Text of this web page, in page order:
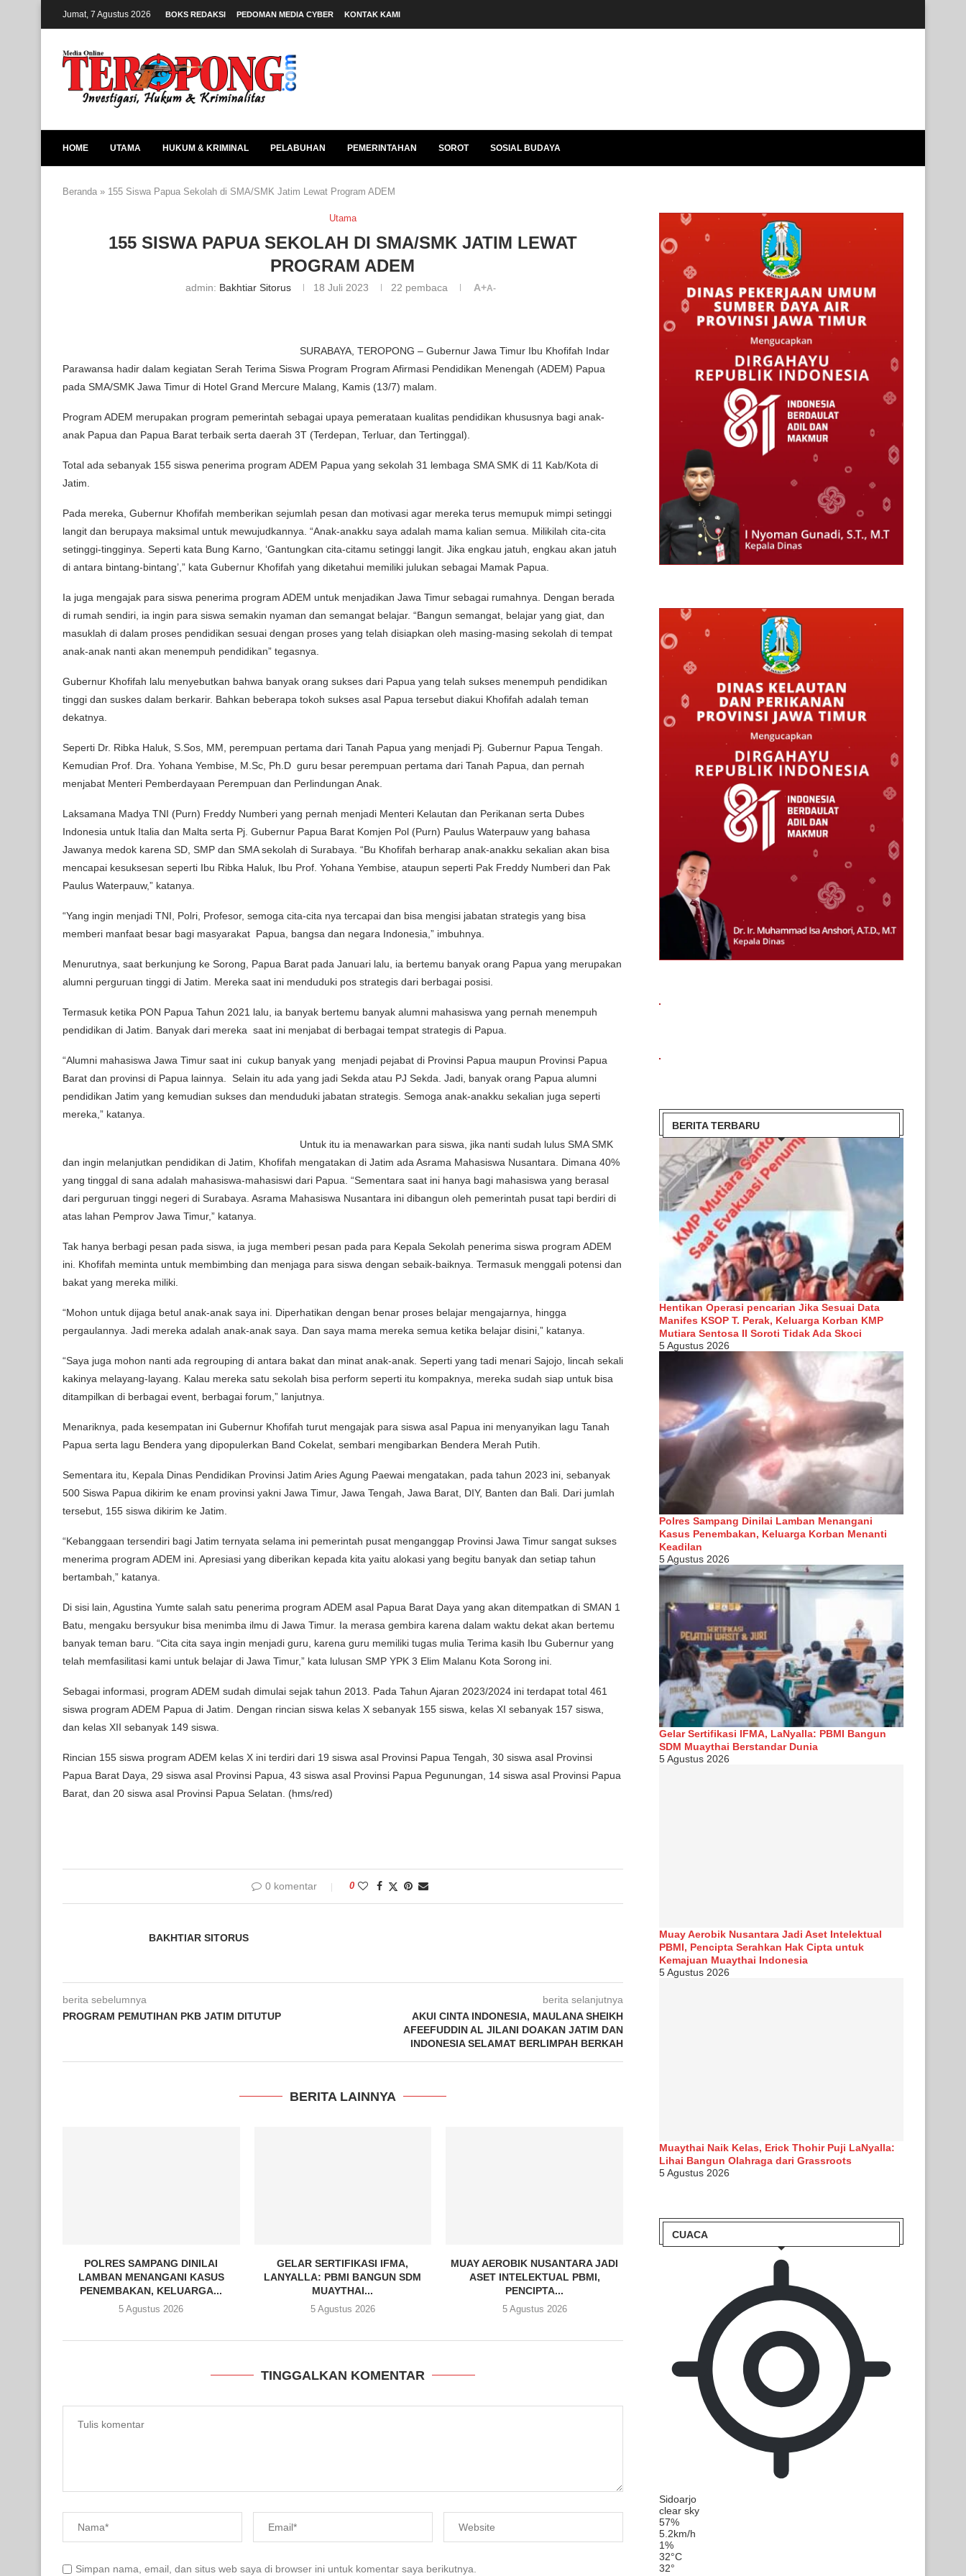
Jumat, 7 Agustus 2026 BOKS REDAKSI PEDOMAN MEDIA CYBER KONTAK KAMI
HOME UTAMA HUKUM & KRIMINAL PELABUHAN PEMERINTAHAN SOROT SOSIAL BUDAYA
Beranda » 155 Siswa Papua Sekolah di SMA/SMK Jatim Lewat Program ADEM
Utama
155 SISWA PAPUA SEKOLAH DI SMA/SMK JATIM LEWAT
PROGRAM ADEM
admin: Bakhtiar Sitorus 18 Juli 2023 22 pembaca A+A-
SURABAYA, TEROPONG – Gubernur Jawa Timur Ibu Khofifah Indar
Parawansa hadir dalam kegiatan Serah Terima Siswa Program Program Afirmasi Pendidikan Menengah (ADEM) Papua
pada SMA/SMK Jawa Timur di Hotel Grand Mercure Malang, Kamis (13/7) malam.
Program ADEM merupakan program pemerintah sebagai upaya pemerataan kualitas pendidikan khususnya bagi anak-
anak Papua dan Papua Barat terbaik serta daerah 3T (Terdepan, Terluar, dan Tertinggal).
Total ada sebanyak 155 siswa penerima program ADEM Papua yang sekolah 31 lembaga SMA SMK di 11 Kab/Kota di
Jatim.
Pada mereka, Gubernur Khofifah memberikan sejumlah pesan dan motivasi agar mereka terus memupuk mimpi setinggi
langit dan berupaya maksimal untuk mewujudkannya. “Anak-anakku saya adalah mama kalian semua. Milikilah cita-cita
setinggi-tingginya. Seperti kata Bung Karno, ‘Gantungkan cita-citamu setinggi langit. Jika engkau jatuh, engkau akan jatuh
di antara bintang-bintang’,” kata Gubernur Khofifah yang diketahui memiliki julukan sebagai Mamak Papua.
Ia juga mengajak para siswa penerima program ADEM untuk menjadikan Jawa Timur sebagai rumahnya. Dengan berada
di rumah sendiri, ia ingin para siswa semakin nyaman dan semangat belajar. “Bangun semangat, belajar yang giat, dan
masuklah di dalam proses pendidikan sesuai dengan proses yang telah disiapkan oleh masing-masing sekolah di tempat
anak-anak nanti akan menempuh pendidikan” tegasnya.
Gubernur Khofifah lalu menyebutkan bahwa banyak orang sukses dari Papua yang telah sukses menempuh pendidikan
tinggi dan suskes dalam berkarir. Bahkan beberapa tokoh sukses asal Papua tersebut diakui Khofifah adalah teman
dekatnya.
Seperti Dr. Ribka Haluk, S.Sos, MM, perempuan pertama dari Tanah Papua yang menjadi Pj. Gubernur Papua Tengah.
Kemudian Prof. Dra. Yohana Yembise, M.Sc, Ph.D guru besar perempuan pertama dari Tanah Papua, dan pernah
menjabat Menteri Pemberdayaan Perempuan dan Perlindungan Anak.
Laksamana Madya TNI (Purn) Freddy Numberi yang pernah menjadi Menteri Kelautan dan Perikanan serta Dubes
Indonesia untuk Italia dan Malta serta Pj. Gubernur Papua Barat Komjen Pol (Purn) Paulus Waterpauw yang bahasa
Jawanya medok karena SD, SMP dan SMA sekolah di Surabaya. “Bu Khofifah berharap anak-anakku sekalian akan bisa
mencapai kesuksesan seperti Ibu Ribka Haluk, Ibu Prof. Yohana Yembise, ataupun seperti Pak Freddy Numberi dan Pak
Paulus Waterpauw,” katanya.
“Yang ingin menjadi TNI, Polri, Profesor, semoga cita-cita nya tercapai dan bisa mengisi jabatan strategis yang bisa
memberi manfaat besar bagi masyarakat Papua, bangsa dan negara Indonesia,” imbuhnya.
Menurutnya, saat berkunjung ke Sorong, Papua Barat pada Januari lalu, ia bertemu banyak orang Papua yang merupakan
alumni perguruan tinggi di Jatim. Mereka saat ini menduduki pos strategis dari berbagai posisi.
Termasuk ketika PON Papua Tahun 2021 lalu, ia banyak bertemu banyak alumni mahasiswa yang pernah menempuh
pendidikan di Jatim. Banyak dari mereka saat ini menjabat di berbagai tempat strategis di Papua.
“Alumni mahasiswa Jawa Timur saat ini cukup banyak yang menjadi pejabat di Provinsi Papua maupun Provinsi Papua
Barat dan provinsi di Papua lainnya. Selain itu ada yang jadi Sekda atau PJ Sekda. Jadi, banyak orang Papua alumni
pendidikan Jatim yang kemudian sukses dan menduduki jabatan strategis. Semoga anak-anakku sekalian juga seperti
mereka,” katanya.
Untuk itu ia menawarkan para siswa, jika nanti sudah lulus SMA SMK
dan ingin melanjutkan pendidikan di Jatim, Khofifah mengatakan di Jatim ada Asrama Mahasiswa Nusantara. Dimana 40%
yang tinggal di sana adalah mahasiswa-mahasiswi dari Papua. “Sementara saat ini hanya bagi mahasiswa yang berasal
dari perguruan tinggi negeri di Surabaya. Asrama Mahasiswa Nusantara ini dibangun oleh pemerintah pusat tapi berdiri di
atas lahan Pemprov Jawa Timur,” katanya.
Tak hanya berbagi pesan pada siswa, ia juga memberi pesan pada para Kepala Sekolah penerima siswa program ADEM
ini. Khofifah meminta untuk membimbing dan menjaga para siswa dengan sebaik-baiknya. Termasuk menggali potensi dan
bakat yang mereka miliki.
“Mohon untuk dijaga betul anak-anak saya ini. Diperhatikan dengan benar proses belajar mengajarnya, hingga
pergaulannya. Jadi mereka adalah anak-anak saya. Dan saya mama mereka semua ketika belajar disini,” katanya.
“Saya juga mohon nanti ada regrouping di antara bakat dan minat anak-anak. Seperti yang tadi menari Sajojo, lincah sekali
kakinya melayang-layang. Kalau mereka satu sekolah bisa perform seperti itu kompaknya, mereka sudah siap untuk bisa
ditampilkan di berbagai event, berbagai forum,” lanjutnya.
Menariknya, pada kesempatan ini Gubernur Khofifah turut mengajak para siswa asal Papua ini menyanyikan lagu Tanah
Papua serta lagu Bendera yang dipopulerkan Band Cokelat, sembari mengibarkan Bendera Merah Putih.
Sementara itu, Kepala Dinas Pendidikan Provinsi Jatim Aries Agung Paewai mengatakan, pada tahun 2023 ini, sebanyak
500 Siswa Papua dikirim ke enam provinsi yakni Jawa Timur, Jawa Tengah, Jawa Barat, DIY, Banten dan Bali. Dari jumlah
tersebut, 155 siswa dikirim ke Jatim.
“Kebanggaan tersendiri bagi Jatim ternyata selama ini pemerintah pusat menganggap Provinsi Jawa Timur sangat sukses
menerima program ADEM ini. Apresiasi yang diberikan kepada kita yaitu alokasi yang begitu banyak dan setiap tahun
bertambah,” katanya.
Di sisi lain, Agustina Yumte salah satu penerima program ADEM asal Papua Barat Daya yang akan ditempatkan di SMAN 1
Batu, mengaku bersyukur bisa menimba ilmu di Jawa Timur. Ia merasa gembira karena dalam waktu dekat akan bertemu
banyak teman baru. “Cita cita saya ingin menjadi guru, karena guru memiliki tugas mulia Terima kasih Ibu Gubernur yang
telah memfasilitasi kami untuk belajar di Jawa Timur,” kata lulusan SMP YPK 3 Elim Malanu Kota Sorong ini.
Sebagai informasi, program ADEM sudah dimulai sejak tahun 2013. Pada Tahun Ajaran 2023/2024 ini terdapat total 461
siswa program ADEM Papua di Jatim. Dengan rincian siswa kelas X sebanyak 155 siswa, kelas XI sebanyak 157 siswa,
dan kelas XII sebanyak 149 siswa.
Rincian 155 siswa program ADEM kelas X ini terdiri dari 19 siswa asal Provinsi Papua Tengah, 30 siswa asal Provinsi
Papua Barat Daya, 29 siswa asal Provinsi Papua, 43 siswa asal Provinsi Papua Pegunungan, 14 siswa asal Provinsi Papua
Barat, dan 20 siswa asal Provinsi Papua Selatan. (hms/red)
0 komentar 0
BAKHTIAR SITORUS
berita sebelumnya
PROGRAM PEMUTIHAN PKB JATIM DITUTUP
berita selanjutnya
AKUI CINTA INDONESIA, MAULANA SHEIKH
AFEEFUDDIN AL JILANI DOAKAN JATIM DAN
INDONESIA SELAMAT BERLIMPAH BERKAH
BERITA LAINNYA
POLRES SAMPANG DINILAI
LAMBAN MENANGANI KASUS
PENEMBAKAN, KELUARGA...
5 Agustus 2026
GELAR SERTIFIKASI IFMA,
LANYALLA: PBMI BANGUN SDM
MUAYTHAI...
5 Agustus 2026
MUAY AEROBIK NUSANTARA JADI
ASET INTELEKTUAL PBMI,
PENCIPTA...
5 Agustus 2026
TINGGALKAN KOMENTAR
Simpan nama, email, dan situs web saya di browser ini untuk komentar saya berikutnya.
BERITA TERBARU
Hentikan Operasi pencarian Jika Sesuai Data
Manifes KSOP T. Perak, Keluarga Korban KMP
Mutiara Sentosa II Soroti Tidak Ada Skoci
5 Agustus 2026
Polres Sampang Dinilai Lamban Menangani
Kasus Penembakan, Keluarga Korban Menanti
Keadilan
5 Agustus 2026
Gelar Sertifikasi IFMA, LaNyalla: PBMI Bangun
SDM Muaythai Berstandar Dunia
5 Agustus 2026
Muay Aerobik Nusantara Jadi Aset Intelektual
PBMI, Pencipta Serahkan Hak Cipta untuk
Kemajuan Muaythai Indonesia
5 Agustus 2026
Muaythai Naik Kelas, Erick Thohir Puji LaNyalla:
Lihai Bangun Olahraga dari Grassroots
5 Agustus 2026
CUACA
Sidoarjo
clear sky
57%
5.2km/h
1%
32°C
32°